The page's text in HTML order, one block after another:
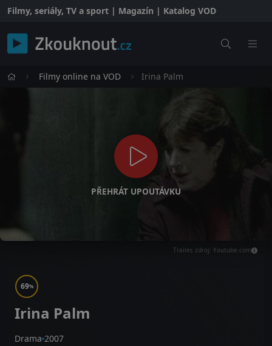
Filmy, seriály, TV a sport | Magazín | Katalog VOD
Filmy online na VOD Irina Palm
PŘEHRÁT UPOUTÁVKU
Trailer, zdroj: Youtube.com
69%
Irina Palm
Drama 2007